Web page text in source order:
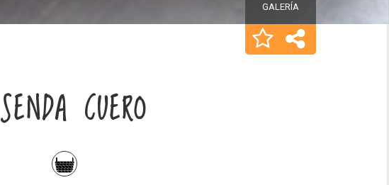
GALERÍA
SENDA CUERO